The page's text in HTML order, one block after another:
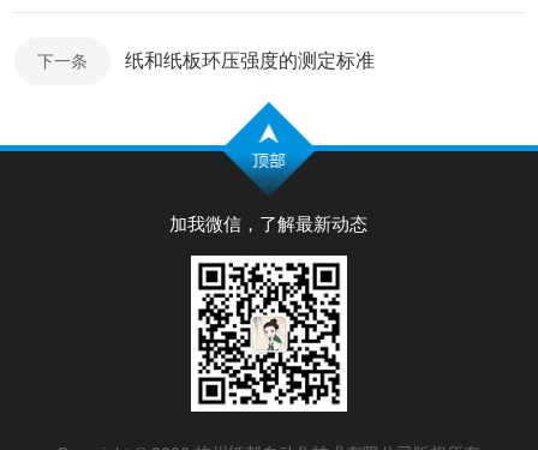
下一条 纸和纸板环压强度的测定标准
加我微信，了解最新动态